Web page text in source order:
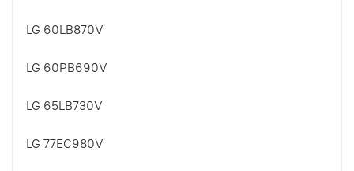
LG 60LB870V
LG 60PB690V
LG 65LB730V
LG 77EC980V